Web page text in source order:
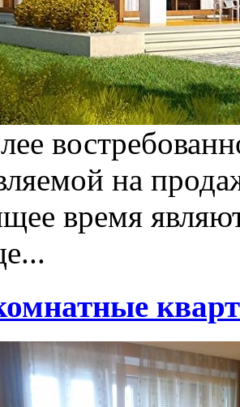
на
время